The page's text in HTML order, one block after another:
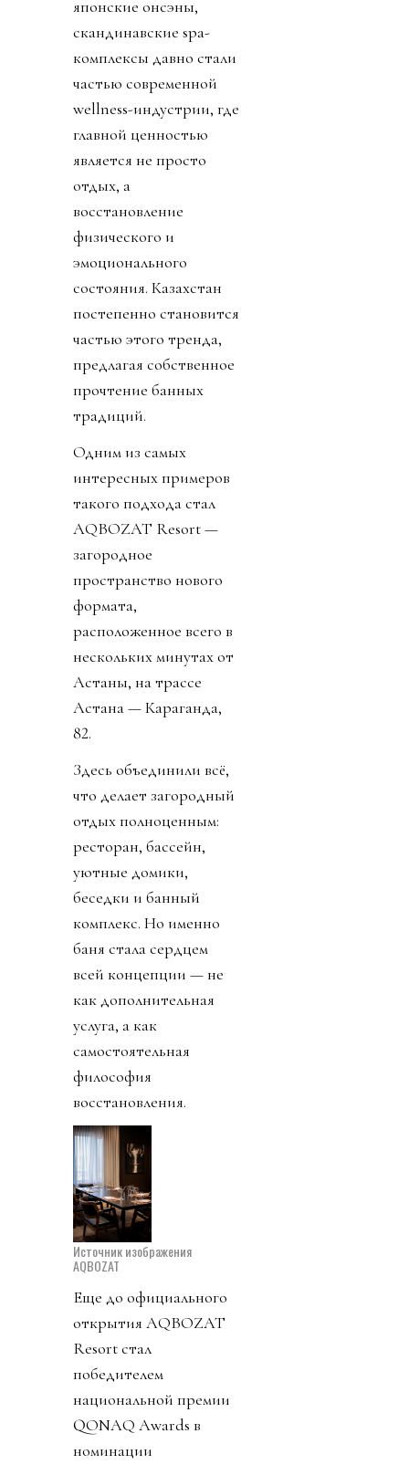
японские онсэны,
скандинавские spa-
комплексы давно стали
частью современной
wellness-индустрии, где
главной ценностью
является не просто
отдых, а
восстановление
физического и
эмоционального
состояния. Казахстан
постепенно становится
частью этого тренда,
предлагая собственное
прочтение банных
традиций.
Одним из самых
интересных примеров
такого подхода стал
AQBOZAT Resort —
загородное
пространство нового
формата,
расположенное всего в
нескольких минутах от
Астаны, на трассе
Астана — Караганда,
82.
Здесь объединили всё,
что делает загородный
отдых полноценным:
ресторан, бассейн,
уютные домики,
беседки и банный
комплекс. Но именно
баня стала сердцем
всей концепции — не
как дополнительная
услуга, а как
самостоятельная
философия
восстановления.
Источник изображения
AQBOZAT
Еще до официального
открытия AQBOZAT
Resort стал
победителем
национальной премии
QONAQ Awards в
номинации